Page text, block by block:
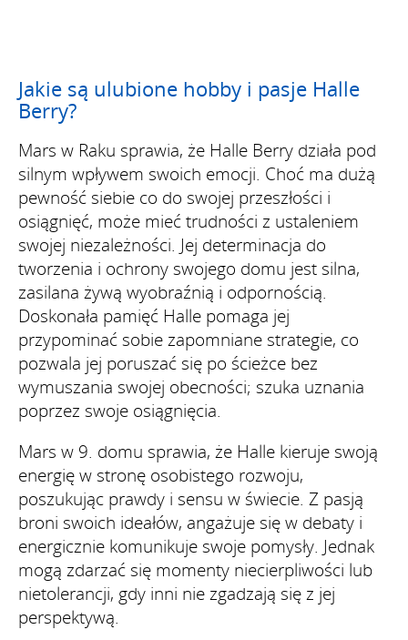
Jakie są ulubione hobby i pasje Halle
Berry?
Mars w Raku sprawia, że Halle Berry działa pod
silnym wpływem swoich emocji. Choć ma dużą
pewność siebie co do swojej przeszłości i
osiągnięć, może mieć trudności z ustaleniem
swojej niezależności. Jej determinacja do
tworzenia i ochrony swojego domu jest silna,
zasilana żywą wyobraźnią i odpornością.
Doskonała pamięć Halle pomaga jej
przypominać sobie zapomniane strategie, co
pozwala jej poruszać się po ścieżce bez
wymuszania swojej obecności; szuka uznania
poprzez swoje osiągnięcia.
Mars w 9. domu sprawia, że Halle kieruje swoją
energię w stronę osobistego rozwoju,
poszukując prawdy i sensu w świecie. Z pasją
broni swoich ideałów, angażuje się w debaty i
energicznie komunikuje swoje pomysły. Jednak
mogą zdarzać się momenty niecierpliwości lub
nietolerancji, gdy inni nie zgadzają się z jej
perspektywą.